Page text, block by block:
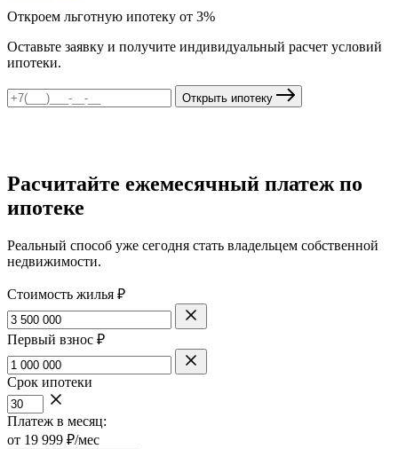
Откроем льготную ипотеку от 3%
Оставьте заявку и получите индивидуальный расчет условий
ипотеки.
Открыть ипотеку
Расчитайте ежемесячный платеж по
ипотеке
Реальный способ уже сегодня стать владельцем собственной
недвижимости.
Стоимость жилья ₽
Первый взнос ₽
Срок ипотеки
Платеж в месяц:
от 19 999 ₽/мес